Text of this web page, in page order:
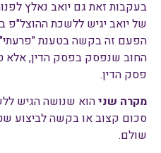
בעקבות זאת גם יואב נאלץ
של יואב יגיש ללשכת
הפעם זה בקשה בטענת
החוב שנפסק בפסק הדין, אלא
פסק הדין.
מקרה שניהוא שנושה הגיש
סכום קצוב או בקשה לביצוע
שולם.